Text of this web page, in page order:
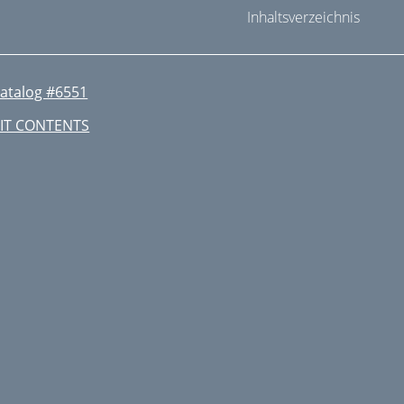
Inhaltsverzeichnis
#6551
CONTENTS